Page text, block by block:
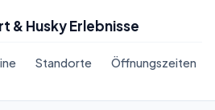
& Husky Erlebnisse
Standorte Öffnungszeiten